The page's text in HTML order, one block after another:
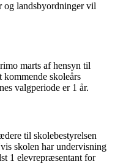
og landsbyordninger vil
marts af hensyn til
skoleårs
valgperiode er 1 år.
til skolebestyrelsen
skolen har undervisning
1 elevrepræsentant for